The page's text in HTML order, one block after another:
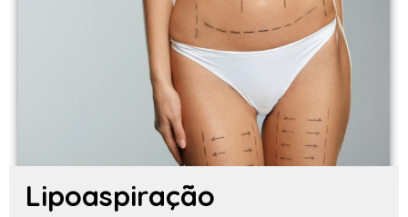
Lipoaspiração